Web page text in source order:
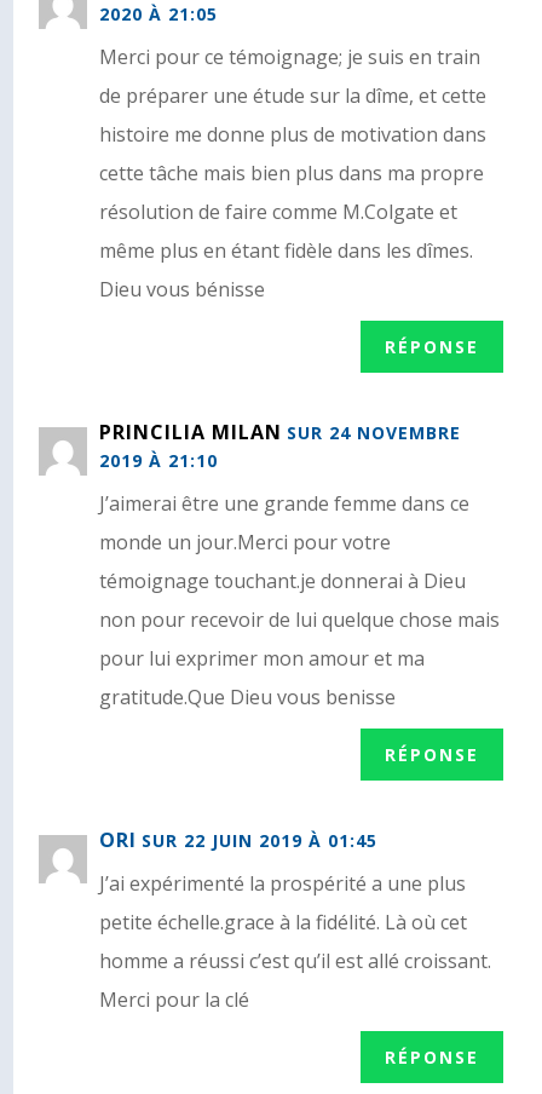
2020 À 21:05
Merci pour ce témoignage; je suis en train
de préparer une étude sur la dîme, et cette
histoire me donne plus de motivation dans
cette tâche mais bien plus dans ma propre
résolution de faire comme M.Colgate et
même plus en étant fidèle dans les dîmes.
Dieu vous bénisse
RÉPONSE
PRINCILIA MILAN SUR 24 NOVEMBRE
2019 À 21:10
J’aimerai être une grande femme dans ce
monde un jour.Merci pour votre
témoignage touchant.je donnerai à Dieu
non pour recevoir de lui quelque chose mais
pour lui exprimer mon amour et ma
gratitude.Que Dieu vous benisse
RÉPONSE
ORI SUR 22 JUIN 2019 À 01:45
J’ai expérimenté la prospérité a une plus
petite échelle.grace à la fidélité. Là où cet
homme a réussi c’est qu’il est allé croissant.
Merci pour la clé
RÉPONSE